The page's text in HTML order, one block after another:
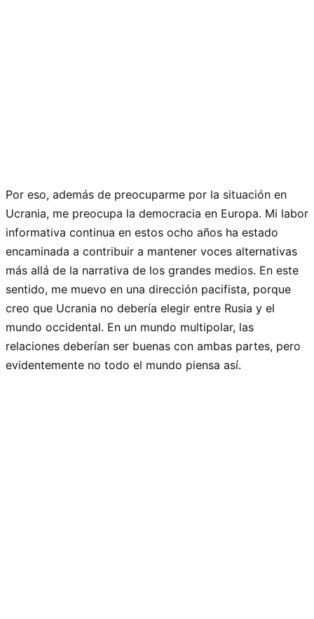
Por eso, además de preocuparme por la situación en
Ucrania, me preocupa la democracia en Europa. Mi labor
informativa continua en estos ocho años ha estado
encaminada a contribuir a mantener voces alternativas
más allá de la narrativa de los grandes medios. En este
sentido, me muevo en una dirección pacifista, porque
creo que Ucrania no debería elegir entre Rusia y el
mundo occidental. En un mundo multipolar, las
relaciones deberían ser buenas con ambas partes, pero
evidentemente no todo el mundo piensa así.